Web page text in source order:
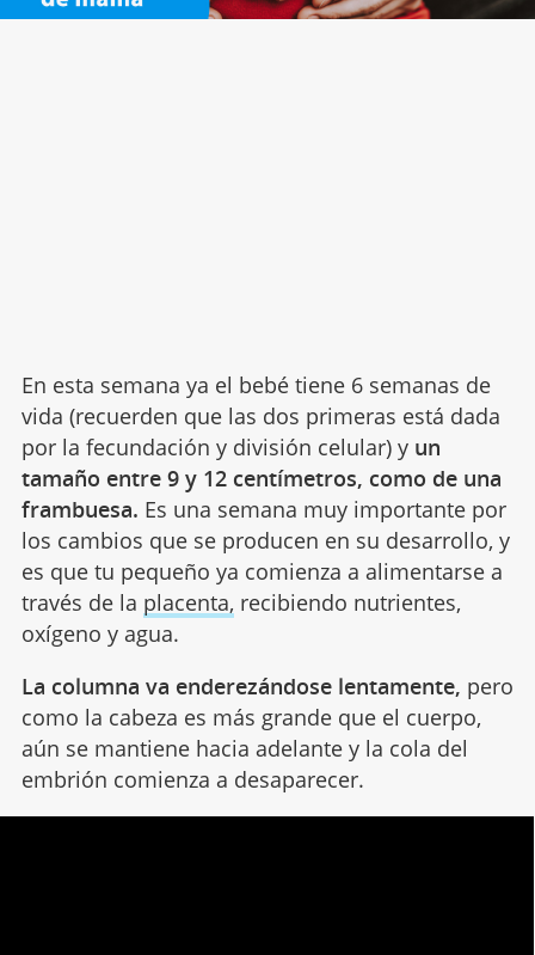
En esta semana ya el bebé tiene 6 semanas de
vida (recuerden que las dos primeras está dada
por la fecundación y división celular) y un
tamaño entre 9 y 12 centímetros, como de una
frambuesa. Es una semana muy importante por
los cambios que se producen en su desarrollo, y
es que tu pequeño ya comienza a alimentarse a
través de la placenta, recibiendo nutrientes,
oxígeno y agua.
La columna va enderezándose lentamente, pero
como la cabeza es más grande que el cuerpo,
aún se mantiene hacia adelante y la cola del
embrión comienza a desaparecer.